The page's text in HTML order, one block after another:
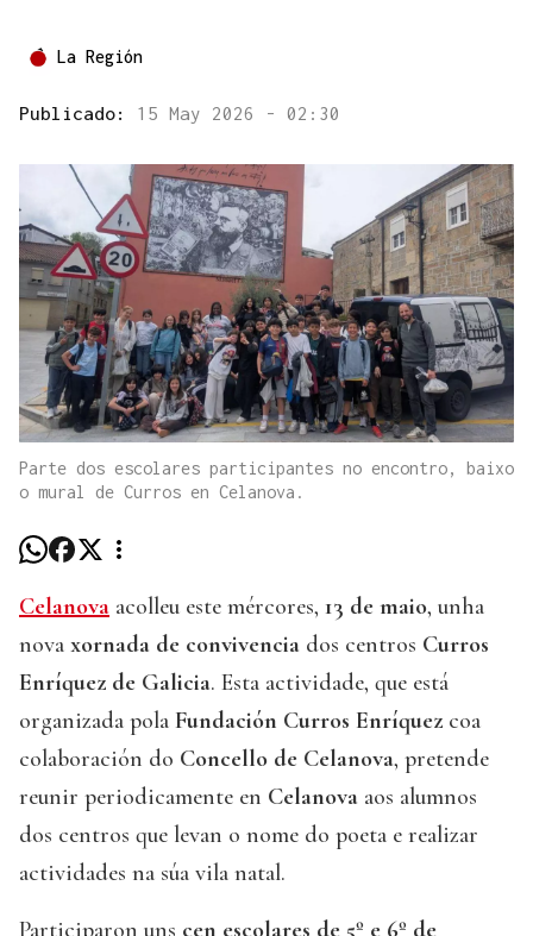
La Región
Publicado: 15 May 2026 - 02:30
Parte dos escolares participantes no encontro, baixo
o mural de Curros en Celanova.
Celanova acolleu este mércores, 13 de maio, unha
nova xornada de convivencia dos centros Curros
Enríquez de Galicia. Esta actividade, que está
organizada pola Fundación Curros Enríquez coa
colaboración do Concello de Celanova, pretende
reunir periodicamente en Celanova aos alumnos
dos centros que levan o nome do poeta e realizar
actividades na súa vila natal.